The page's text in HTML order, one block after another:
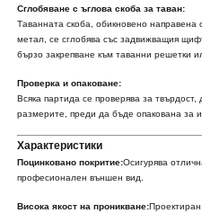
Сглобяване с ъглова скоба за таван:
Таванната скоба, обикновено
метал, се сглобява със задвижващия
бързо закрепване към таванни решетки
Проверка и опаковане:
Всяка партида се проверява за
размерите, преди да бъде опакована за
Характеристики
Поцинковано покритие:Осигурява
професионален външен вид.
Висока якост на проникване: